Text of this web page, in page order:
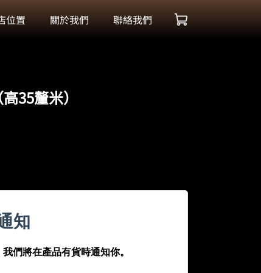
位置 關於我們 聯絡我們
35釐米）